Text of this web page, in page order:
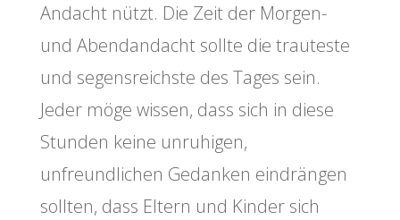
Andacht nützt. Die Zeit der Morgen-
und Abendandacht sollte die trauteste
und segensreichste des Tages sein.
Jeder möge wissen, dass sich in diese
Stunden keine unruhigen,
unfreundlichen Gedanken eindrängen
sollten, dass Eltern und Kinder sich